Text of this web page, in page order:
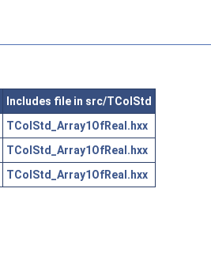
Includes file in src/TColStd
TColStd_Array1OfReal.hxx
TColStd_Array1OfReal.hxx
TColStd_Array1OfReal.hxx